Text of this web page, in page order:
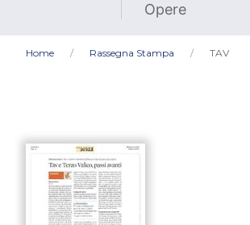
Opere
Home Rassegna Stampa TAV